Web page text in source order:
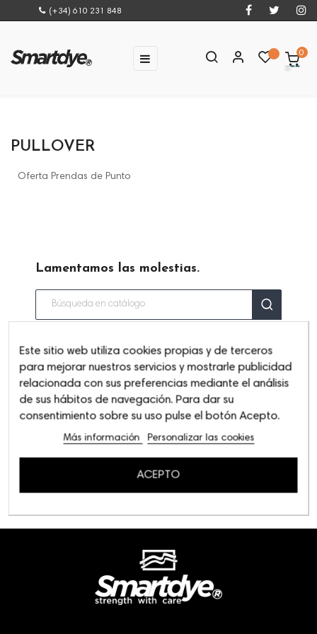
(+34) 610 231 848
Navegación
☰ 0
PULLOVER
Oferta Prendas de Punto
Lamentamos las molestias.
Este sitio web utiliza cookies propias y de terceros
para mejorar nuestros servicios y mostrarle publicidad
relacionada con sus preferencias mediante el análisis
de sus hábitos de navegación. Para dar su
consentimiento sobre su uso pulse el botón Acepto.
Más información Personalizar las cookies
ACEPTO